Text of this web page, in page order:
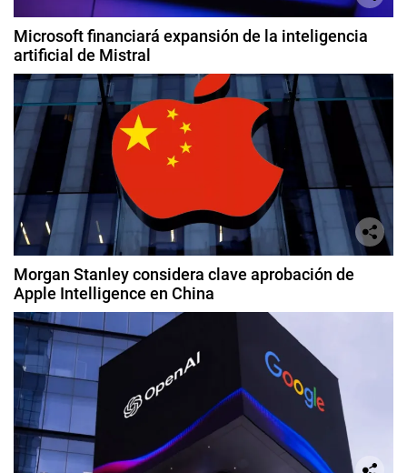
Microsoft financiará expansión de la inteligencia
artificial de Mistral
Morgan Stanley considera clave aprobación de
Apple Intelligence en China